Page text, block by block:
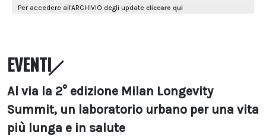
EVENTI
Al via la 2° edizione Milan Longevity
Summit, un laboratorio urbano per una vita
più lunga e in salute